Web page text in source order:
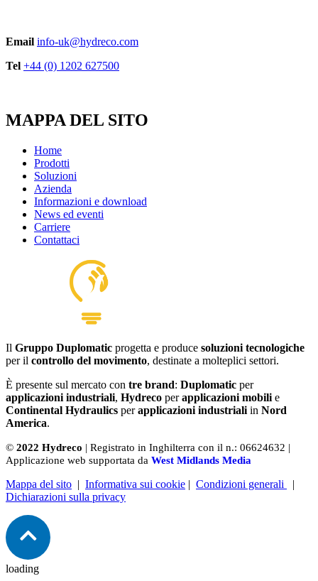
Email info-uk@hydreco.com
Tel +44 (0) 1202 627500
MAPPA DEL SITO
Home
Prodotti
Soluzioni
Azienda
Informazioni e download
News ed eventi
Carriere
Contattaci
Il Gruppo Duplomatic progetta e produce soluzioni tecnologiche
per il controllo del movimento, destinate a molteplici settori.
È presente sul mercato con tre brand: Duplomatic per
applicazioni industriali, Hydreco perapplicazioni mobili e
Continental Hydraulics perapplicazioni industriali in Nord
America.
© 2022 Hydreco | Registrato in Inghilterra con il n.: 06624632 |
Applicazione web supportata da West Midlands Media
Mappa del sito | Informativa sui cookie | Condizioni generali
|
Dichiarazioni sulla privacy
loading